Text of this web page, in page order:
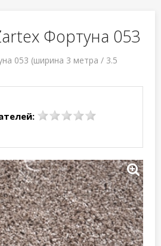
Фортуна 053
053 (ширина 3 метра / 3.5